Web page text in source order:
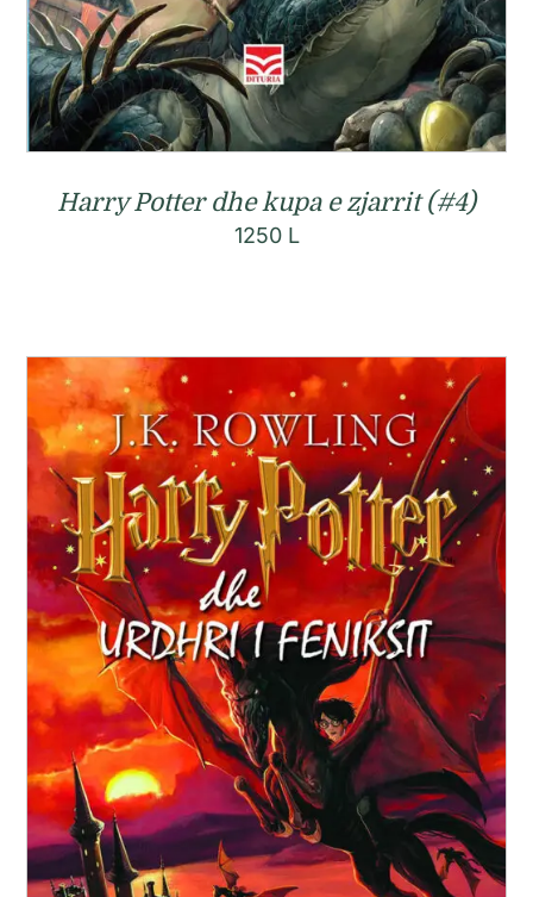
Harry Potter dhe kupa e zjarrit (#4)
1250 L